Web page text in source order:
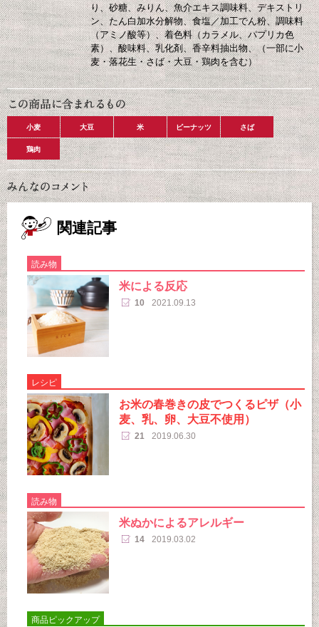
り、砂糖、みりん、魚介エキス調味料、デキストリ
ン、たん白加水分解物、食塩／加工でん粉、調味料
（アミノ酸等）、着色料（カラメル、パプリカ色
素）、酸味料、乳化剤、香辛料抽出物、（一部に小
麦・落花生・さば・大豆・鶏肉を含む）
小麦 大豆 米 ピーナッツ さば
鶏肉
関連記事
読み物
米による反応
10 2021.09.13
レシピ
お米の春巻きの皮でつくるピザ（小
麦、乳、卵、大豆不使用）
21 2019.06.30
読み物
米ぬかによるアレルギー
14 2019.03.02
商品ピックアップ